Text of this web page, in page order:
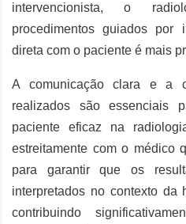
intervencionista, o
procedimentos guiados por
direta com o paciente é mais
A comunicação clara e a
realizados são essenciais
paciente eficaz na
estreitamente com o médico
para garantir que os
interpretados no contexto da
contribuindo